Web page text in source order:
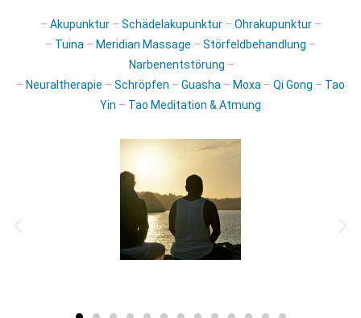
– Akupunktur– Schädelakupunktur– Ohrakupunktur–
– Tuina – Meridian Massage – Störfeldbehandlung –
Narbenentstörung –
– Neuraltherapie – Schröpfen – Guasha – Moxa – Qi Gong – Tao
Yin – Tao Meditation & Atmung